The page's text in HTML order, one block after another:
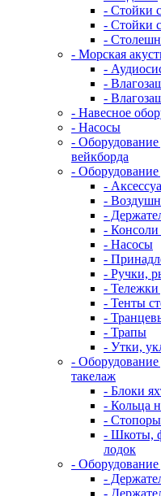
- Стойки
- Стойки
-
- Морская
-
-
-
- Навесное
- Насосы
-
вейкборда
-
-
-
-
- Консоли
- Насосы
-
- Ручки,
- Тележки
- Тенты
-
- Трапы
- Утки,
- Оборудование
такелаж
- Блоки
- Кольца
- Стопоры
- Шкоты,
лодок
-
-
-